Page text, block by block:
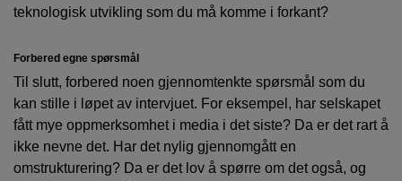
teknologisk utvikling som du må komme i forkant?
Forbered egne spørsmål
Til slutt, forbered noen gjennomtenkte spørsmål som du
kan stille i løpet av intervjuet. For eksempel, har selskapet
fått mye oppmerksomhet i media i det siste? Da er det rart å
ikke nevne det. Har det nylig gjennomgått en
omstrukturering? Da er det lov å spørre om det også, og